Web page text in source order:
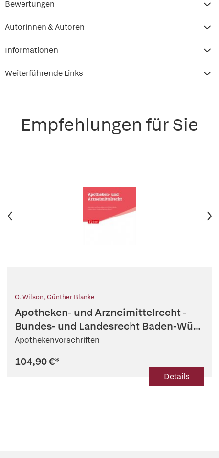
Bewertungen
Autorinnen & Autoren
Informationen
Weiterführende Links
Empfehlungen für Sie
O. Wilson, Günther Blanke
Apotheken- und Arzneimittelrecht -
Bundes- und Landesrecht Baden-Wü...
Apothekenvorschriften
104,90 €*
Details